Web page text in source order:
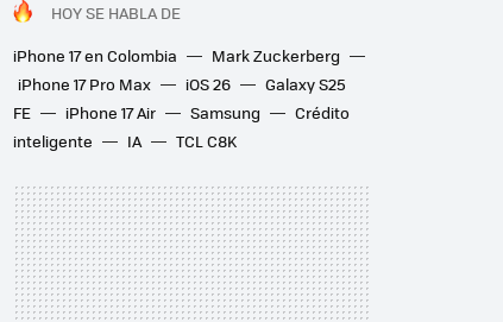
HOY SE HABLA DE
iPhone 17 en Colombia
Mark Zuckerberg
iPhone 17 Pro Max
iOS 26
Galaxy S25
FE
iPhone 17 Air Samsung
Crédito
inteligente
IA TCL C8K